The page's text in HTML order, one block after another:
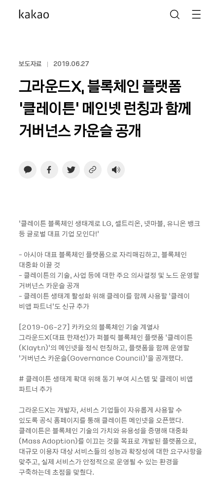
보도자료 2019.06.27
그라운드X, 블록체인 플랫폼
‘클레이튼’ 메인넷 런칭과 함께
거버넌스 카운슬 공개
‘클레이튼 블록체인 생태계로 LG, 셀트리온, 넷마블, 유니온 뱅크
등 글로벌 대표 기업 모인다!’
- 아시아 대표 블록체인 플랫폼으로 자리매김하고, 블록체인
대중화 이끌 것
- 클레이튼의 기술, 사업 등에 대한 주요 의사결정 및 노드 운영할
거버넌스 카운슬 공개
- 클레이튼 생태계 활성화 위해 클레이를 함께 사용할 ‘클레이
비앱 파트너’도 신규 추가
[2019-06-27] 카카오의 블록체인 기술 계열사
그라운드X(대표 한재선)가 퍼블릭 블록체인 플랫폼 ‘클레이튼
(Klaytn)’의 메인넷을 정식 런칭하고, 플랫폼을 함께 운영할
‘거버넌스 카운슬(Governance Council)’을 공개했다.
# 클레이튼 생태계 확대 위해 동기 부여 시스템 및 클레이 비앱
파트너 추가
그라운드X는 개발자, 서비스 기업들이 자유롭게 사용할 수
있도록 공식 홈페이지를 통해 클레이튼 메인넷을 오픈했다.
클레이튼은 블록체인 기술의 가치와 유용성을 증명해 대중화
(Mass Adoption)를 이끄는 것을 목표로 개발된 플랫폼으로,
대규모 이용자 대상 서비스들의 성능과 확장성에 대한 요구사항을
맞추고, 실제 서비스가 안정적으로 운영될 수 있는 환경을
구축하는데 초점을 맞췄다.